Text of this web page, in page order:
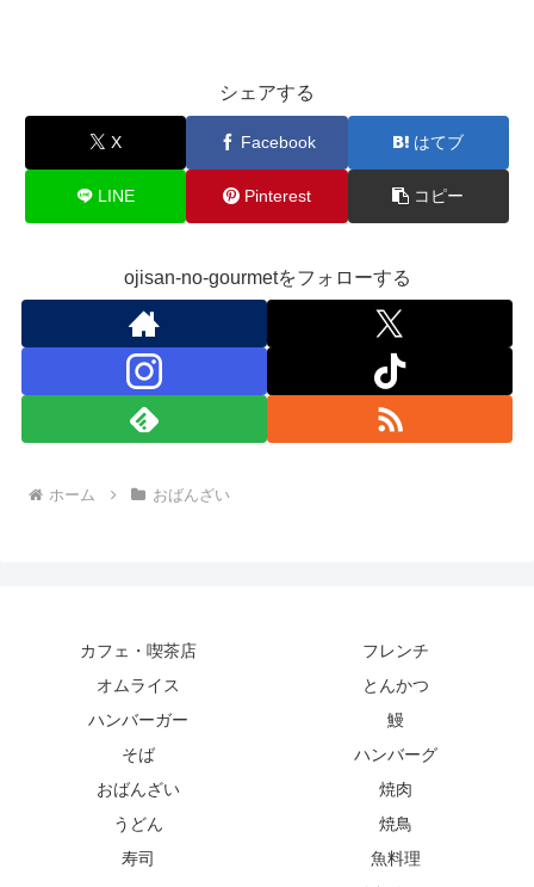
シェアする
X Facebook はてブ
LINE Pinterest コピー
ojisan-no-gourmetをフォローする
ホーム おばんざい
カフェ・喫茶店
フレンチ
オムライス
とんかつ
ハンバーガー
鰻
そば
ハンバーグ
おばんざい
焼肉
うどん
焼鳥
寿司
魚料理